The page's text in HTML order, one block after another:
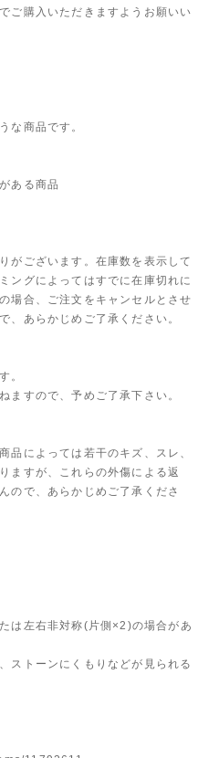
ご購入いただきますようお願いい
な商品です。
ある商品
がございます。在庫数を表示して
ングによってはすでに在庫切れに
場合、ご注文をキャンセルとさせ
、あらかじめご了承ください。
。
ますので、予めご了承下さい。
品によっては若干のキズ、スレ、
ますが、これらの外傷による返
ので、あらかじめご了承くださ
は左右非対称(片側×2)の場合があ
ストーンにくもりなどが見られる